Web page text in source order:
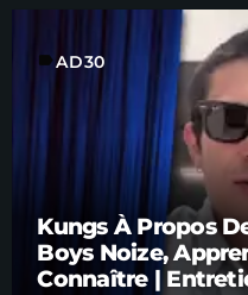
labelAD30
Kungs À Propos
Boys Noize,
Connaître |